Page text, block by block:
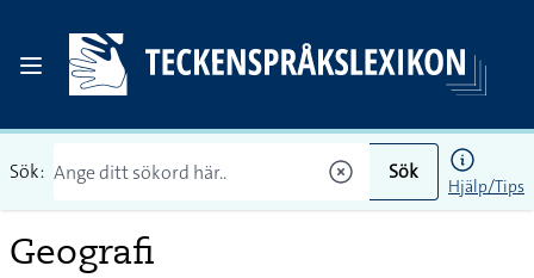
Sök: Sök
Hjälp/Tips
Geografi